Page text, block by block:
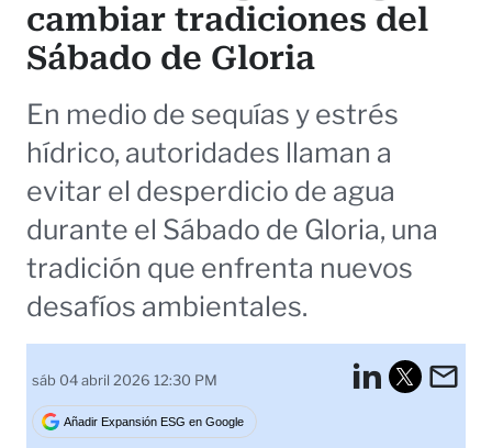
cambiar tradiciones del
Sábado de Gloria
En medio de sequías y estrés
hídrico, autoridades llaman a
evitar el desperdicio de agua
durante el Sábado de Gloria, una
tradición que enfrenta nuevos
desafíos ambientales.
sáb 04 abril 2026 12:30 PM
Añadir Expansión ESG en Google